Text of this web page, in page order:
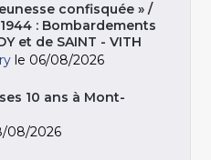
confisquée » /
: Bombardements
et de SAINT - VITH
le 06/08/2026
10 ans à Mont-
08/2026